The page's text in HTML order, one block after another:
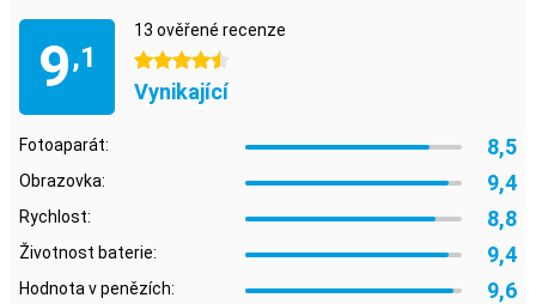
9,1
13 ověřené recenze
4.5 hvězdičky
Vynikající
Fotoaparát: 8,5
Obrazovka: 9,4
Rychlost: 8,8
Životnost baterie: 9,4
Hodnota v penězích: 9,6